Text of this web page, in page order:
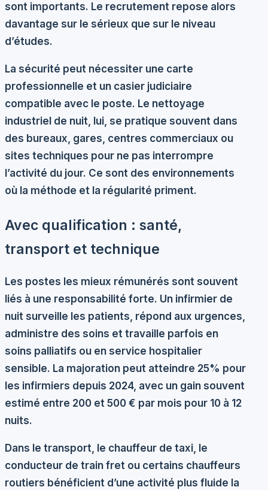
sont importants. Le recrutement repose alors
davantage sur le sérieux que sur le niveau
d’études.
La sécurité peut nécessiter une carte
professionnelle et un casier judiciaire
compatible avec le poste. Le nettoyage
industriel de nuit, lui, se pratique souvent dans
des bureaux, gares, centres commerciaux ou
sites techniques pour ne pas interrompre
l’activité du jour. Ce sont des environnements
où la méthode et la régularité priment.
Avec qualification : santé,
transport et technique
Les postes les mieux rémunérés sont souvent
liés à une responsabilité forte. Un infirmier de
nuit surveille les patients, répond aux urgences,
administre des soins et travaille parfois en
soins palliatifs ou en service hospitalier
sensible. La majoration peut atteindre 25% pour
les infirmiers depuis 2024, avec un gain souvent
estimé entre 200 et 500 € par mois pour 10 à 12
nuits.
Dans le transport, le chauffeur de taxi, le
conducteur de train fret ou certains chauffeurs
routiers bénéficient d’une activité plus fluide la